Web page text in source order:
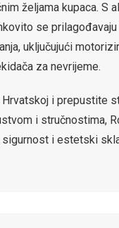
željama kupaca. S
se
uključujući
za nevrijeme.
i prepustite
i stručnostima,
i estetski